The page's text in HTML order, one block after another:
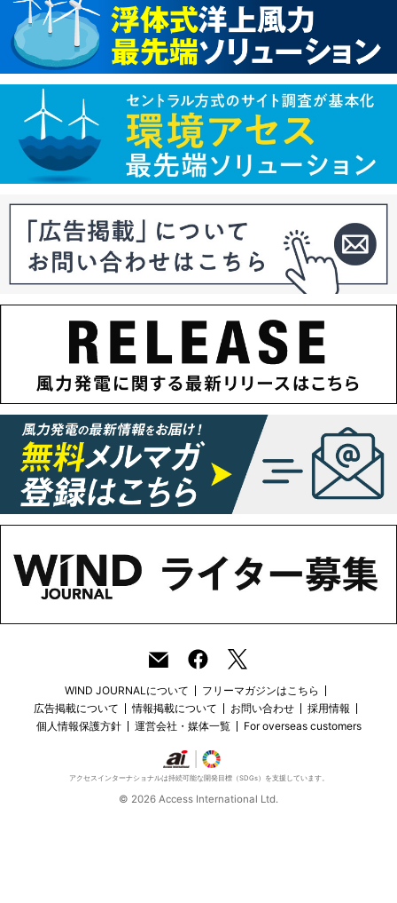
WIND JOURNALについて
フリーマガジンはこちら
広告掲載について
情報掲載について お問い合わせ
採用情報
個人情報保護方針
運営会社・媒体一覧 For overseas customers
アクセスインターナショナルは持続可能な開発目標（SDGs）を支援しています。
© 2026 Access International Ltd.